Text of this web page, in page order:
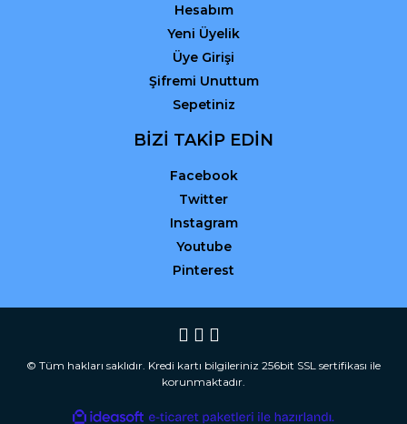
Hesabım
Yeni Üyelik
Üye Girişi
Şifremi Unuttum
Sepetiniz
BİZİ TAKİP EDİN
Facebook
Twitter
Instagram
Youtube
Pinterest
© Tüm hakları saklıdır. Kredi kartı bilgileriniz 256bit SSL sertifikası ile
korunmaktadır.
ideasoft e-